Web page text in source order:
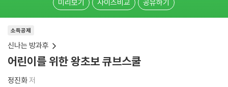
미리보기 사이즈비교 공유하기
소득공제
신나는 방과후
어린이를 위한 왕초보 큐브스쿨
정진화저